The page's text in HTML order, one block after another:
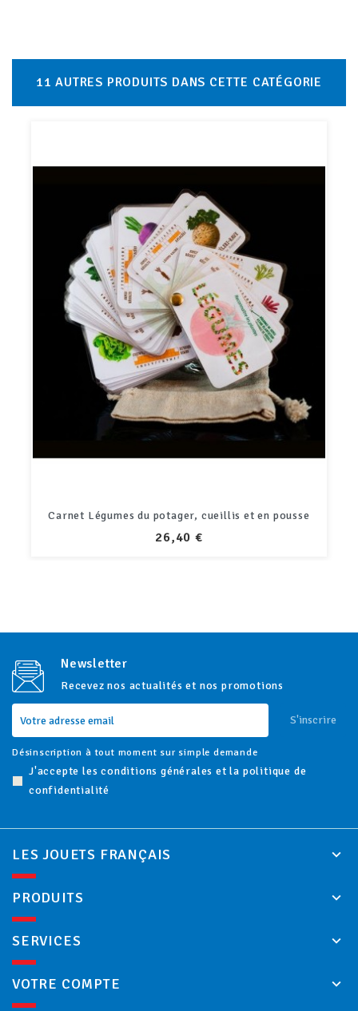
11 AUTRES PRODUITS DANS CETTE CATÉGORIE
cueillis et en pousse Carnet
Newsletter
Recevez nos actualités et nos promotions
S'inscrire
Désinscription à tout moment sur simple demande
J'accepte les conditions générales et la politique de
confidentialité
LES JOUETS FRANÇAIS
PRODUITS
SERVICES
VOTRE COMPTE